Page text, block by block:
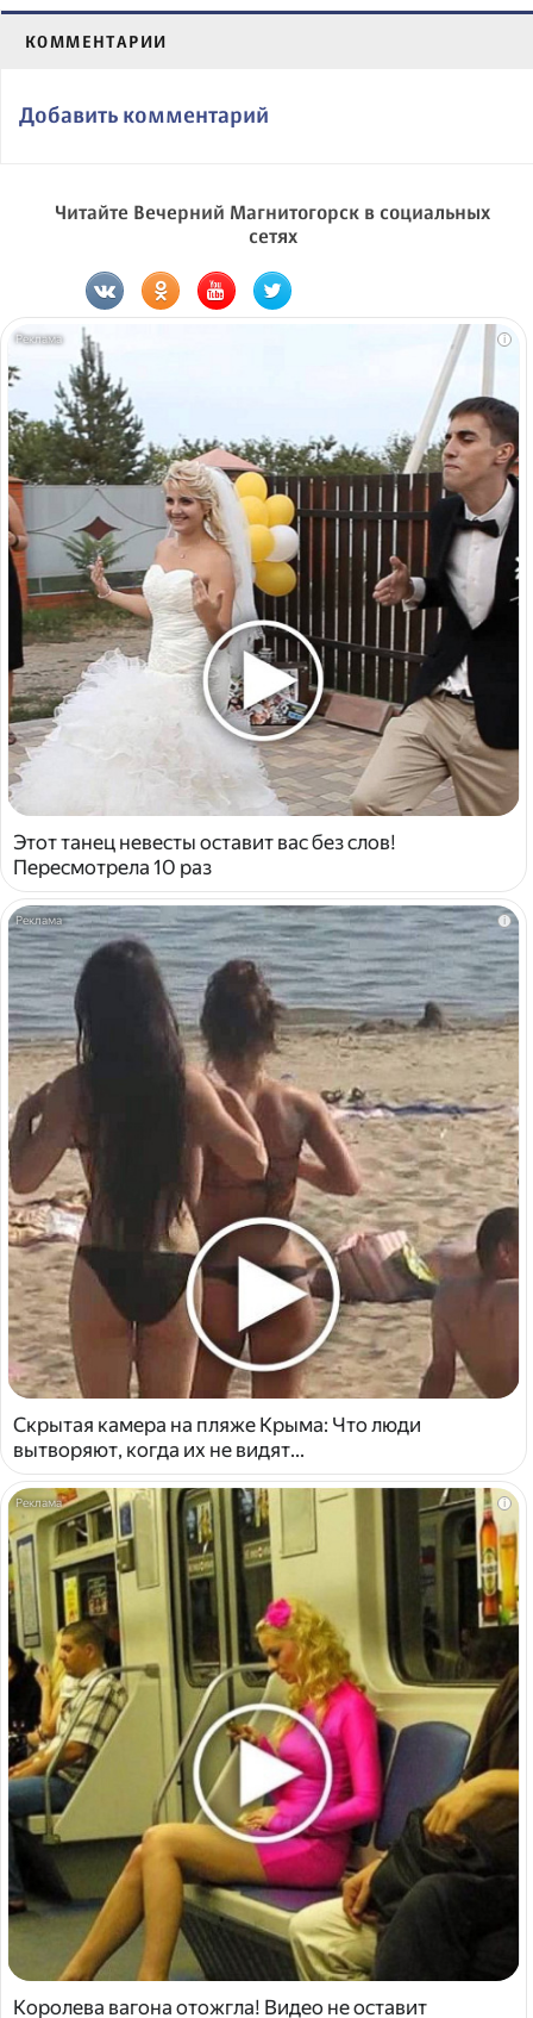
КОММЕНТАРИИ
Добавить комментарий
Читайте Вечерний Магнитогорск в социальных
сетях
i
Этот танец невесты оставит вас без слов!
Пересмотрела 10 раз
i
Скрытая камера на пляже Крыма: Что люди
вытворяют, когда их не видят...
i
Королева вагона отожгла! Видео не оставит